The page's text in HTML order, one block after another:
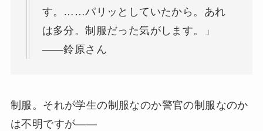
す。……パリッとしていたから。あれ
は多分。制服だった気がします。」
——鈴原さん
制服。それが学生の制服なのか警官の制服なのか
は不明ですが——